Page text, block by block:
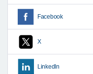
Facebook
X
LinkedIn